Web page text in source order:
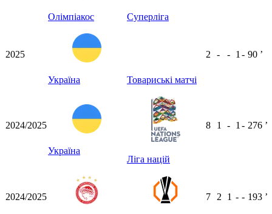
Олімпіакос Суперліга
2025
Україна Товариські матчі
2 - - 1 - 90 ʼ
2024/2025
Україна
Ліга націй
8 1 - 1 - 276 ʼ
2024/2025 7 2 1 - - 193 ʼ